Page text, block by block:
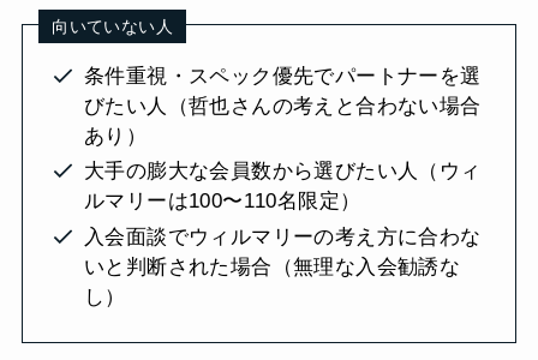
向いていない人
条件重視・スペック優先でパートナーを選
びたい人（哲也さんの考えと合わない場合
あり）
大手の膨大な会員数から選びたい人（ウィ
ルマリーは100〜110名限定）
入会面談でウィルマリーの考え方に合わな
いと判断された場合（無理な入会勧誘な
し）